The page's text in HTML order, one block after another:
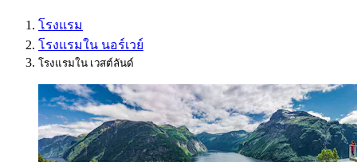
โรงแรม
โรงแรมใน นอร์เวย์
โรงแรมใน เวสต์ลันด์